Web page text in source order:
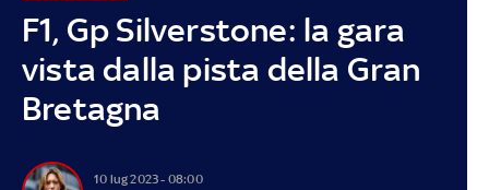
F1, Gp Silverstone: la gara
vista dalla pista della Gran
Bretagna
10 lug 2023 - 08:00